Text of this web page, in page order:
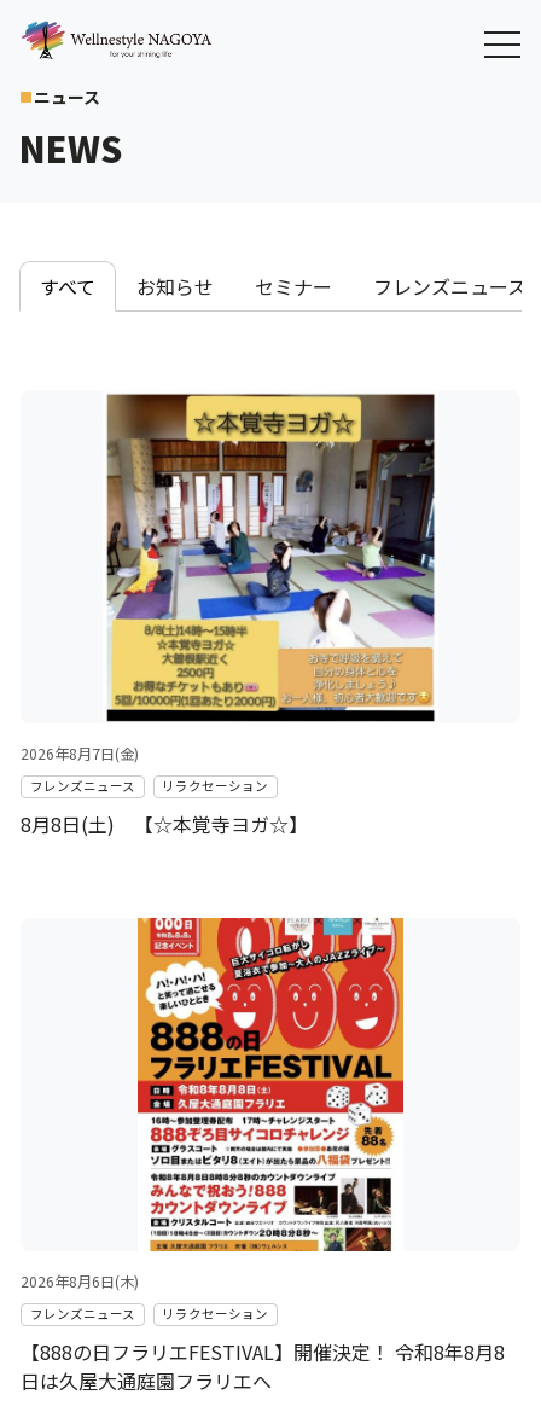
crop_square ニュース
NEWS
すべて お知らせ セミナー フレンズニュース
2026年8月7日(金)
フレンズニュース リラクセーション
8月8日(土) 【☆本覚寺ヨガ☆】
2026年8月6日(木)
フレンズニュース リラクセーション
【888の日フラリエFESTIVAL】開催決定！ 令和8年8月8
日は久屋大通庭園フラリエへ